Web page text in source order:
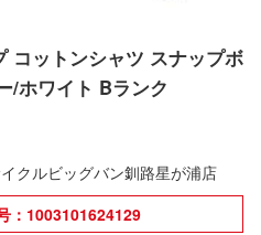
コットンシャツ スナップボ
/ホワイト Bランク
クルビッグバン釧路星が浦店
：1003101624129